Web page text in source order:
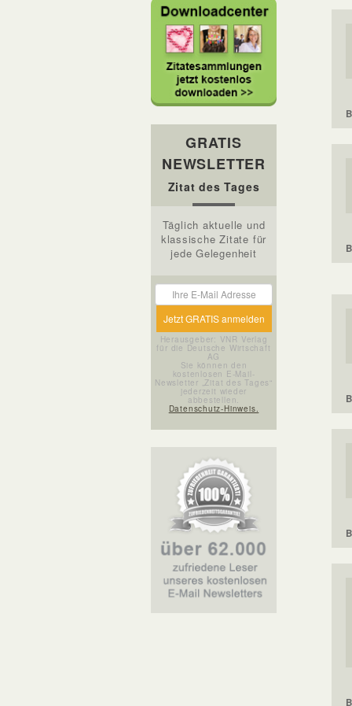
GRATIS
NEWSLETTER
Zitat des Tages
Täglich aktuelle und
klassische Zitate für
jede Gelegenheit
Herausgeber: VNR Verlag
für die Deutsche Wirtschaft
AG
Sie können den
kostenlosen E-Mail-
Newsletter „Zitat des Tages“
jederzeit wieder
abbestellen.
Datenschutz-Hinweis.